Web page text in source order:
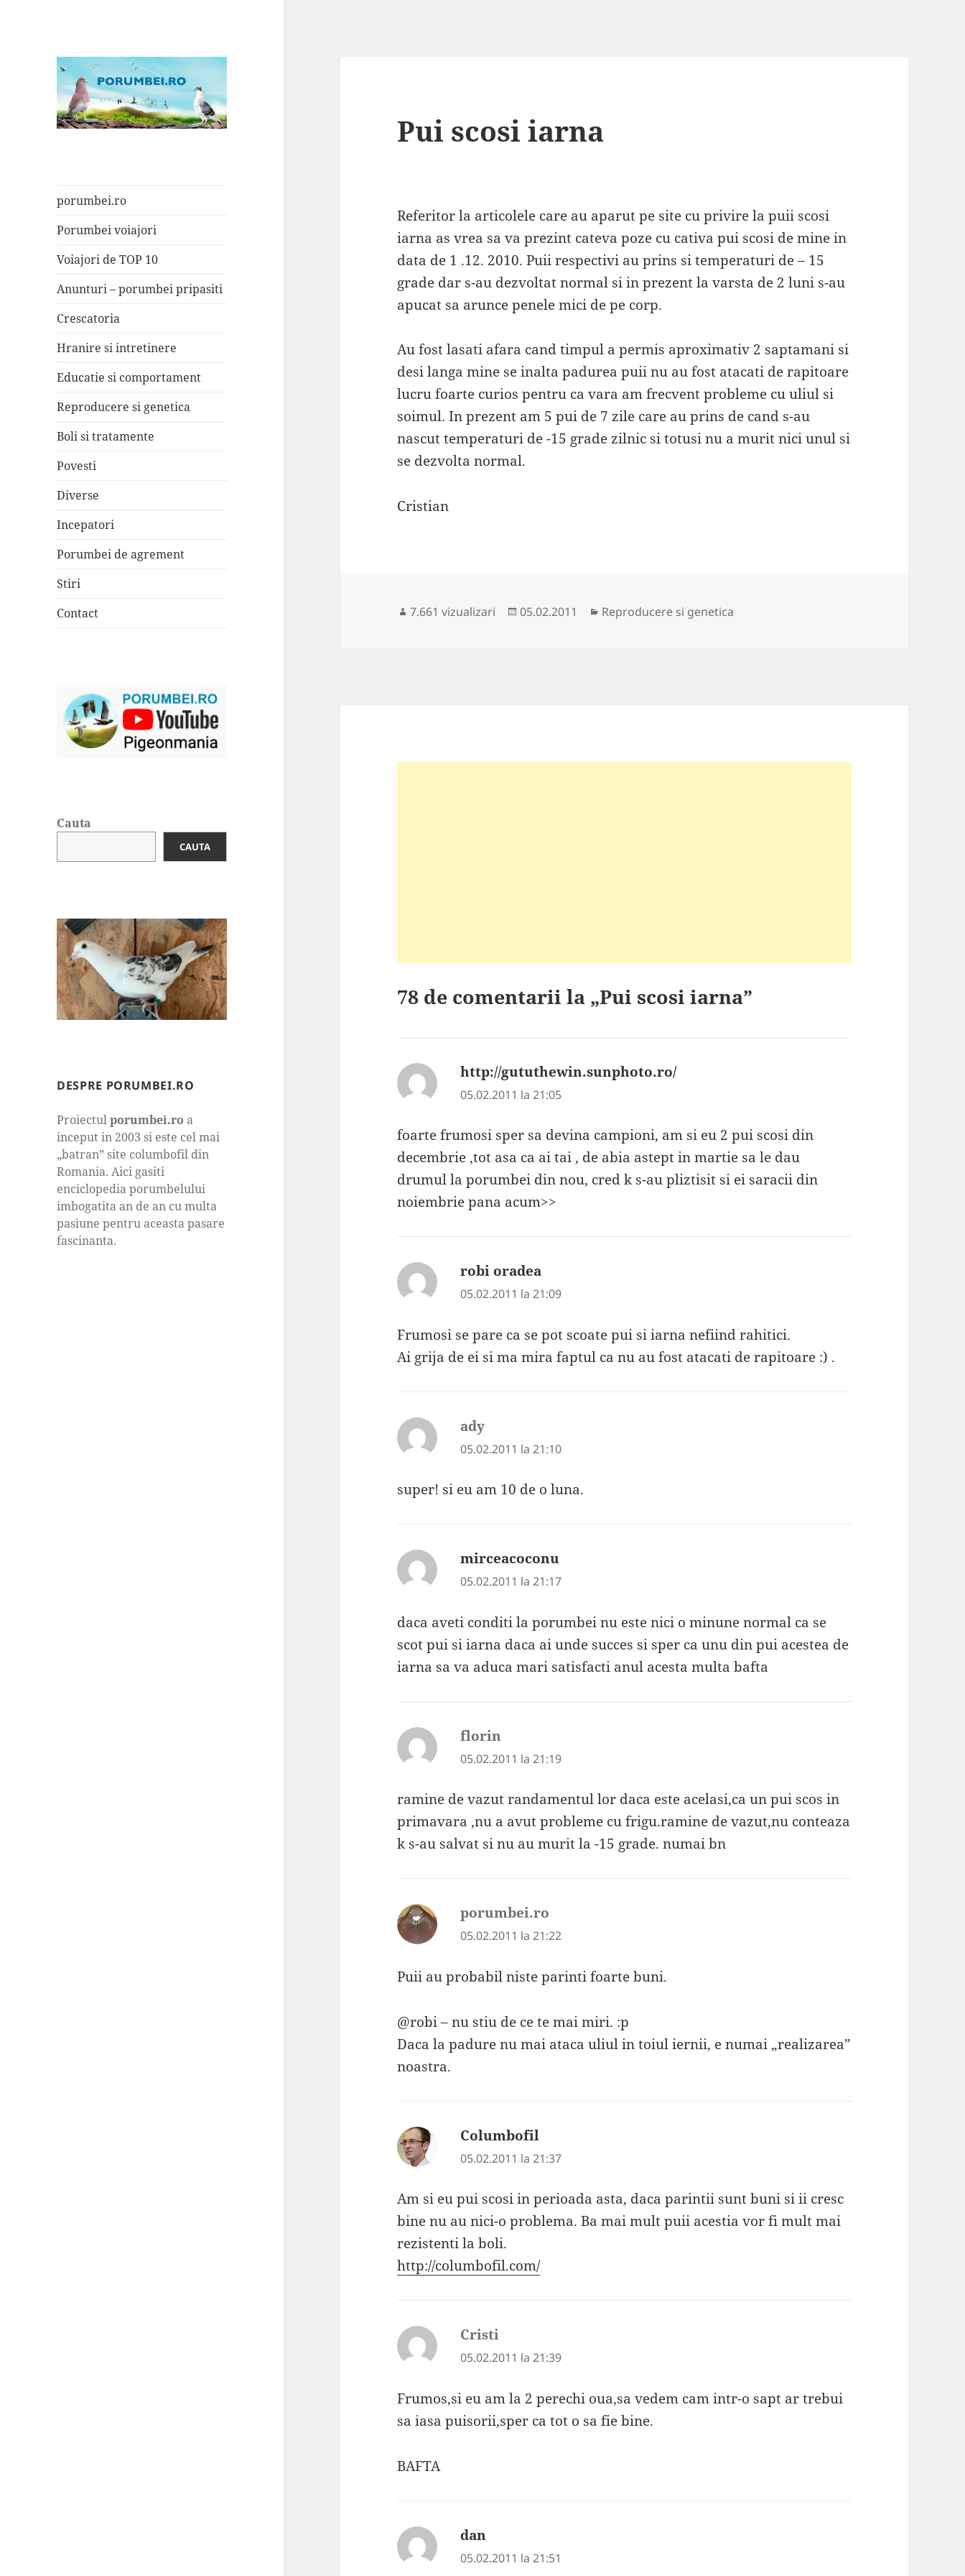
porumbei.ro
Porumbei voiajori
Voiajori de TOP 10
Anunturi – porumbei pripasiti
Crescatoria
Hranire si intretinere
Educatie si comportament
Reproducere si genetica
Boli si tratamente
Povesti
Diverse
Incepatori
Porumbei de agrement
Stiri
Contact
Cauta
CAUTA
DESPRE PORUMBEI.RO
Proiectulporumbei.ro a
inceput in 2003 si este cel mai
„batran” site columbofil din
Romania. Aici gasiti
enciclopedia porumbelului
imbogatita an de an cu multa
pasiune pentru aceasta pasare
fascinanta.
Pui scosi iarna
Referitor la articolele care au aparut pe site cu privire la puii scosi
iarna as vrea sa va prezint cateva poze cu cativa pui scosi de mine in
data de 1 .12. 2010. Puii respectivi au prins si temperaturi de – 15
grade dar s-au dezvoltat normal si in prezent la varsta de 2 luni s-au
apucat sa arunce penele mici de pe corp.
Au fost lasati afara cand timpul a permis aproximativ 2 saptamani si
desi langa mine se inalta padurea puii nu au fost atacati de rapitoare
lucru foarte curios pentru ca vara am frecvent probleme cu uliul si
soimul. In prezent am 5 pui de 7 zile care au prins de cand s-au
nascut temperaturi de -15 grade zilnic si totusi nu a murit nici unul si
se dezvolta normal.
Cristian
7.661 vizualizari
Publicat
05.02.2011 Categorii
Reproducere si genetica
78 de comentarii la „Pui scosi iarna”
http://gututhewin.sunphoto.ro/spune:
05.02.2011 la 21:05
foarte frumosi sper sa devina campioni, am si eu 2 pui scosi din
decembrie ,tot asa ca ai tai , de abia astept in martie sa le dau
drumul la porumbei din nou, cred k s-au pliztisit si ei saracii din
noiembrie pana acum>>
robi oradea
05.02.2011 la 21:09
Frumosi se pare ca se pot scoate pui si iarna nefiind rahitici.
Ai grija de ei si ma mira faptul ca nu au fost atacati de rapitoare :) .
ady
05.02.2011 la 21:10
super! si eu am 10 de o luna.
mirceacoconu
05.02.2011 la 21:17
daca aveti conditi la porumbei nu este nici o minune normal ca se
scot pui si iarna daca ai unde succes si sper ca unu din pui acestea de
iarna sa va aduca mari satisfacti anul acesta multa bafta
florin
05.02.2011 la 21:19
ramine de vazut randamentul lor daca este acelasi,ca un pui scos in
primavara ,nu a avut probleme cu frigu.ramine de vazut,nu conteaza
k s-au salvat si nu au murit la -15 grade. numai bn
porumbei.ro
05.02.2011 la 21:22
Puii au probabil niste parinti foarte buni.
@robi – nu stiu de ce te mai miri. :p
Daca la padure nu mai ataca uliul in toiul iernii, e numai „realizarea”
noastra.
Columbofil
05.02.2011 la 21:37
Am si eu pui scosi in perioada asta, daca parintii sunt buni si ii cresc
bine nu au nici-o problema. Ba mai mult puii acestia vor fi mult mai
rezistenti la boli.
http://columbofil.com/
Cristi
05.02.2011 la 21:39
Frumos,si eu am la 2 perechi oua,sa vedem cam intr-o sapt ar trebui
sa iasa puisorii,sper ca tot o sa fie bine.
BAFTA
dan
05.02.2011 la 21:51